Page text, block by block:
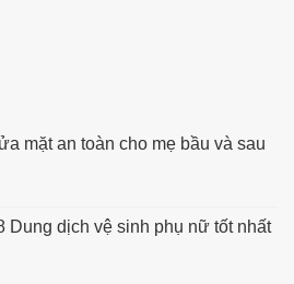
mặt an toàn cho mẹ bầu và sau
Dung dịch vệ sinh phụ nữ tốt nhất